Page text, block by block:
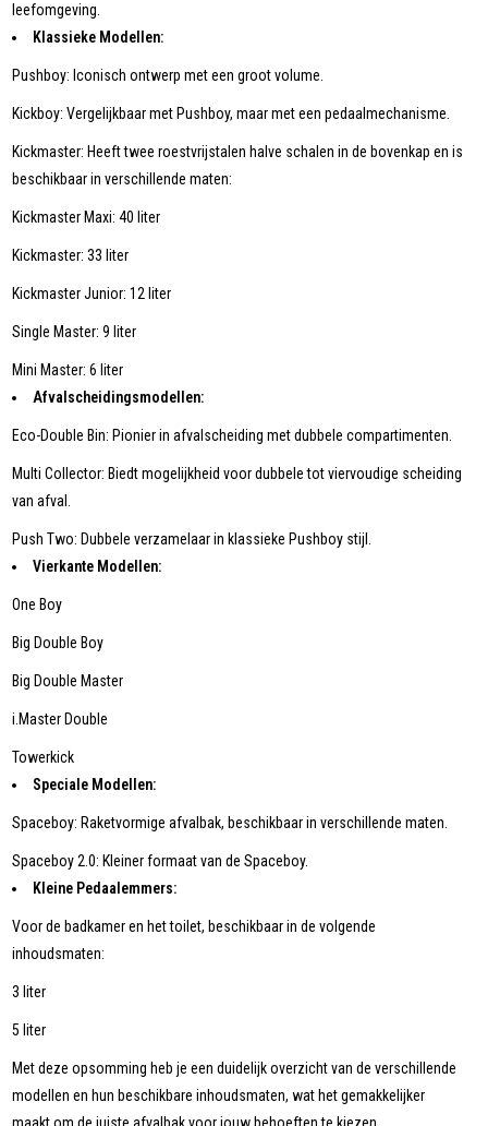
leefomgeving.
Klassieke Modellen:
Pushboy: Iconisch ontwerp met een groot volume.
Kickboy: Vergelijkbaar met Pushboy, maar met een pedaalmechanisme.
Kickmaster: Heeft twee roestvrijstalen halve schalen in de bovenkap en is
beschikbaar in verschillende maten:
Kickmaster Maxi: 40 liter
Kickmaster: 33 liter
Kickmaster Junior: 12 liter
Single Master: 9 liter
Mini Master: 6 liter
Afvalscheidingsmodellen:
Eco-Double Bin: Pionier in afvalscheiding met dubbele compartimenten.
Multi Collector: Biedt mogelijkheid voor dubbele tot viervoudige scheiding
van afval.
Push Two: Dubbele verzamelaar in klassieke Pushboy stijl.
Vierkante Modellen:
One Boy
Big Double Boy
Big Double Master
i.Master Double
Towerkick
Speciale Modellen:
Spaceboy: Raketvormige afvalbak, beschikbaar in verschillende maten.
Spaceboy 2.0: Kleiner formaat van de Spaceboy.
Kleine Pedaalemmers:
Voor de badkamer en het toilet, beschikbaar in de volgende
inhoudsmaten:
3 liter
5 liter
Met deze opsomming heb je een duidelijk overzicht van de verschillende
modellen en hun beschikbare inhoudsmaten, wat het gemakkelijker